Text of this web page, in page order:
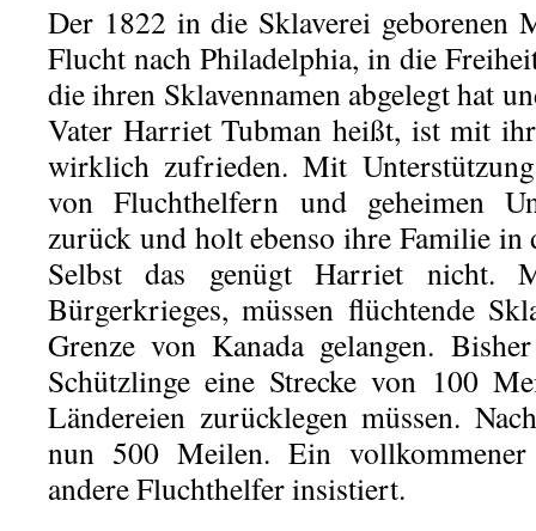
Der 1822 in die Sklaverei geborenen
Flucht nach Philadelphia, in die
die ihren Sklavennamen abgelegt hat
Vater Harriet Tubman heißt, ist mit
wirklich zufrieden. Mit
von Fluchthelfern und geheimen
zurück und holt ebenso ihre Familie in
Selbst das genügt Harriet nicht.
Bürgerkrieges, müssen flüchtende
Grenze von Kanada gelangen.
Schützlinge eine Strecke von 100
Ländereien zurücklegen müssen.
nun 500 Meilen. Ein
andere Fluchthelfer insistiert.